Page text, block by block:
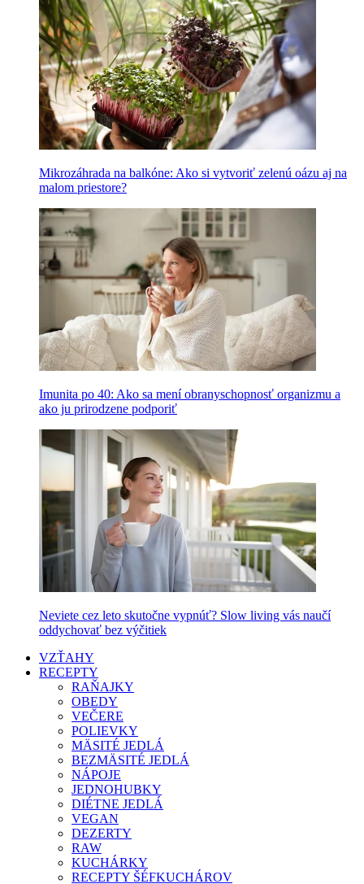
Mikrozáhrada na balkóne: Ako si vytvoriť zelenú oázu aj na
malom priestore?
Imunita po 40: Ako sa mení obranyschopnosť organizmu a
ako ju prirodzene podporiť
Neviete cez leto skutočne vypnúť? Slow living vás naučí
oddychovať bez výčitiek
VZŤAHY
RECEPTY
RAŇAJKY
OBEDY
VEČERE
POLIEVKY
MÄSITÉ JEDLÁ
BEZMÄSITÉ JEDLÁ
NÁPOJE
JEDNOHUBKY
DIÉTNE JEDLÁ
VEGAN
DEZERTY
RAW
KUCHÁRKY
RECEPTY ŠÉFKUCHÁROV